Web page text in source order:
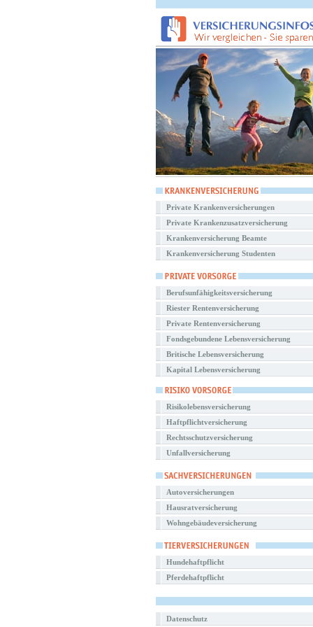
Private Krankenversicherungen
Private Krankenzusatzversicherung
Krankenversicherung Beamte
Krankenversicherung Studenten
Berufsunfähigkeitsversicherung
Riester Rentenversicherung
Private Rentenversicherung
Fondsgebundene Lebensversicherung
Britische Lebensversicherung
Kapital Lebensversicherung
Risikolebensversicherung
Haftpflichtversicherung
Rechtsschutzversicherung
Unfallversicherung
Autoversicherungen
Hausratversicherung
Wohngebäudeversicherung
Hundehaftpflicht
Pferdehaftpflicht
Datenschutz